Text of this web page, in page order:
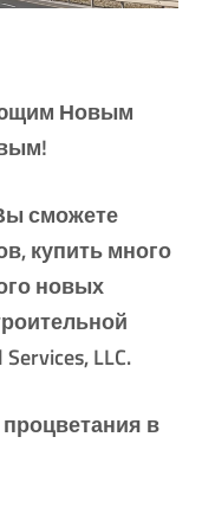
Новым
сможете
купить много
новых
LLC.
в